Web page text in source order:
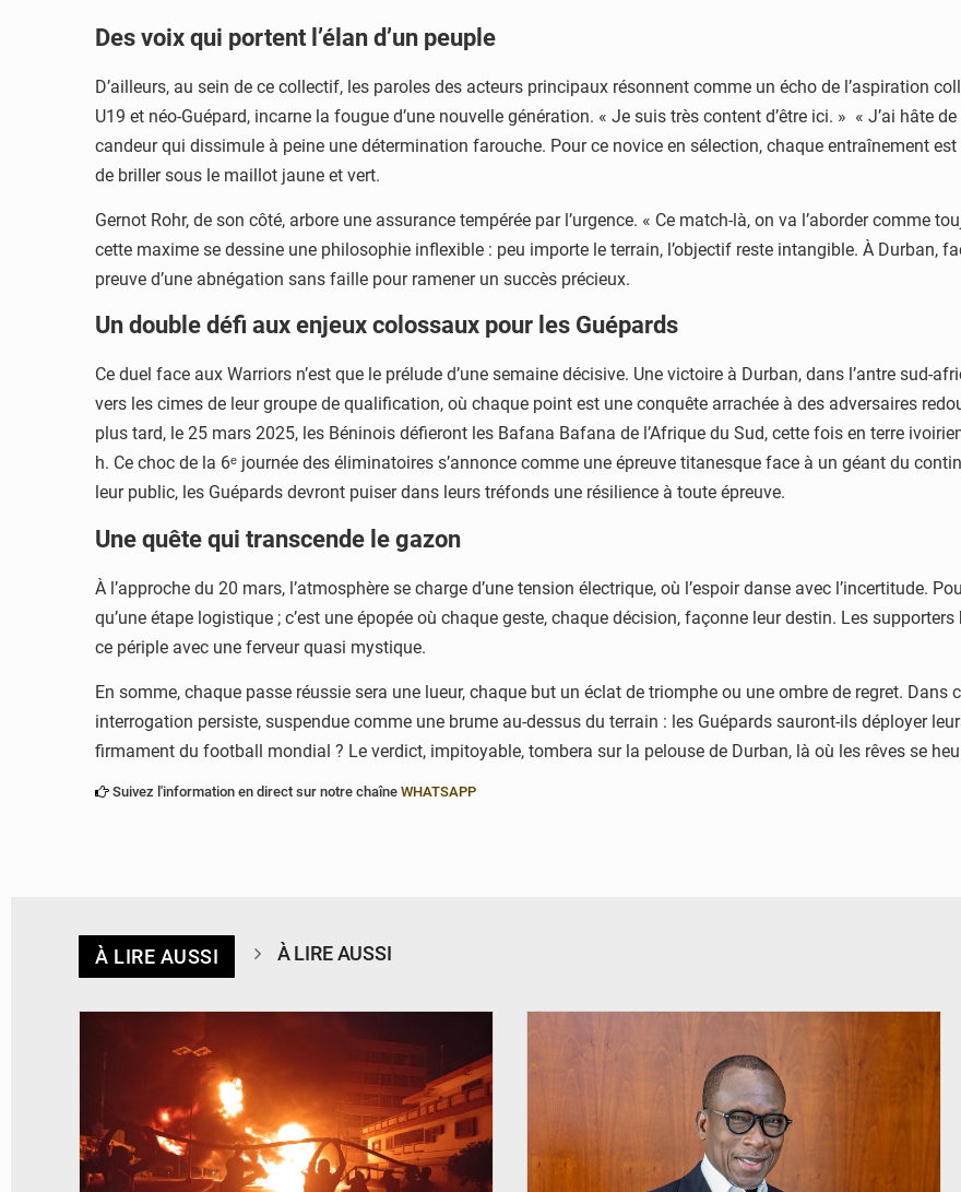
Des voix qui portent l’élan d’un peuple
D’ailleurs, au sein de ce collectif, les paroles des acteurs principaux résonnent comme un écho de l’aspiration
U19 et néo-Guépard, incarne la fougue d’une nouvelle génération. « Je suis très content d’être ici. » « J’ai hâte
candeur qui dissimule à peine une détermination farouche. Pour ce novice en sélection, chaque entraînement
de briller sous le maillot jaune et vert.
Gernot Rohr, de son côté, arbore une assurance tempérée par l’urgence. « Ce match-là, on va l’aborder comme
cette maxime se dessine une philosophie inflexible : peu importe le terrain, l’objectif reste intangible. À Durban,
preuve d’une abnégation sans faille pour ramener un succès précieux.
Un double défi aux enjeux colossaux pour les Guépards
Ce duel face aux Warriors n’est que le prélude d’une semaine décisive. Une victoire à Durban, dans l’antre sud-
vers les cimes de leur groupe de qualification, où chaque point est une conquête arrachée à des adversaires
plus tard, le 25 mars 2025, les Béninois défieront les Bafana Bafana de l’Afrique du Sud, cette fois en terre
h. Ce choc de la 6ᵉ journée des éliminatoires s’annonce comme une épreuve titanesque face à un géant du
leur public, les Guépards devront puiser dans leurs tréfonds une résilience à toute épreuve.
Une quête qui transcende le gazon
À l’approche du 20 mars, l’atmosphère se charge d’une tension électrique, où l’espoir danse avec l’incertitude.
qu’une étape logistique ; c’est une épopée où chaque geste, chaque décision, façonne leur destin. Les
ce périple avec une ferveur quasi mystique.
En somme, chaque passe réussie sera une lueur, chaque but un éclat de triomphe ou une ombre de regret.
interrogation persiste, suspendue comme une brume au-dessus du terrain : les Guépards sauront-ils déployer
firmament du football mondial ? Le verdict, impitoyable, tombera sur la pelouse de Durban, là où les rêves se
Suivez l'information en direct sur notre chaîne WHATSAPP
À LIRE AUSSI À LIRE AUSSI